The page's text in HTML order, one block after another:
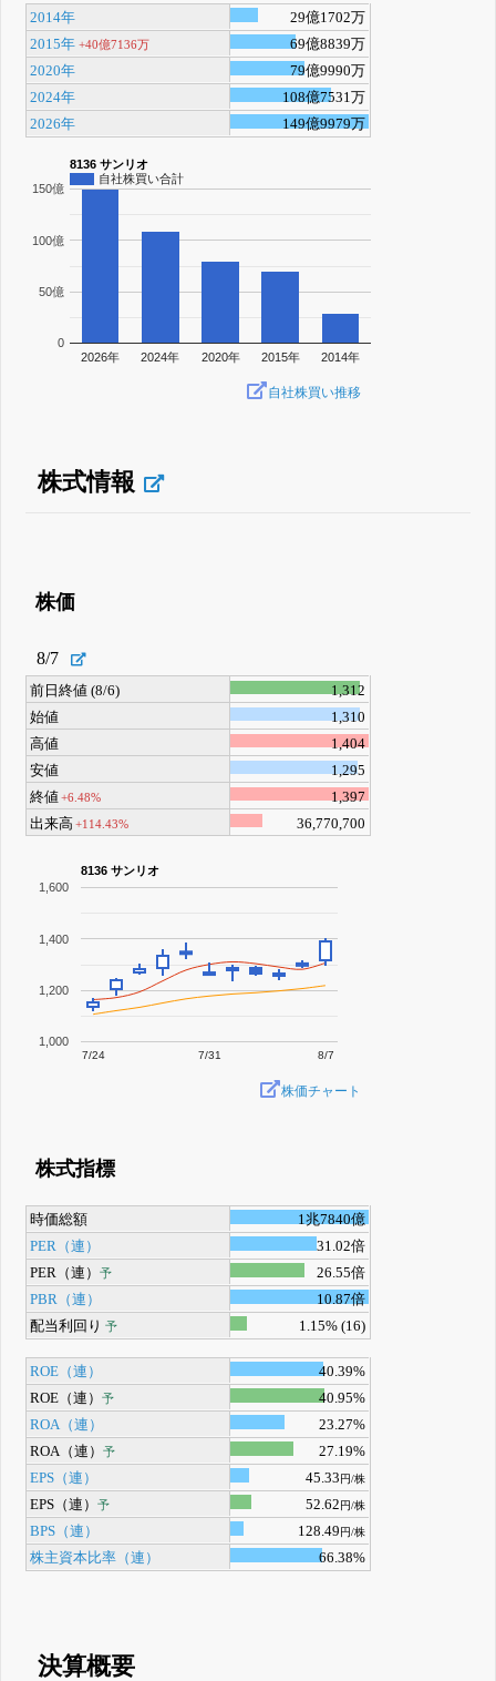
2014年
29億1702万
2015年 +40億7136万
69億8839万
2020年
79億9990万
2024年
108億7531万
2026年
149億9979万
8136 サンリオ
自社株買い合計
2026年 2024年 2020年 2015年 2014年
0
50億
100億
150億
自社株買い推移
株式情報
株価
8/7
前日終値 (8/6)
1,312
始値
1,310
高値
1,404
安値
1,295
終値+6.48%
1,397
出来高+114.43% 36,770,700
8136 サンリオ
7/24 7/31 8/7
1,000
1,200
1,400
1,600
株価チャート
株式指標
時価総額
1兆7840億
PER（連）
31.02倍
PER（連）予
26.55倍
PBR（連）
10.87倍
配当利回り 予 1.15% (16)
ROE（連）
40.39%
ROE（連）予
40.95%
ROA（連）
23.27%
ROA（連）予
27.19%
EPS（連）
45.33円/株
EPS（連）予 52.62円/株
BPS（連） 128.49円/株
株主資本比率（連） 66.38%
決算概要